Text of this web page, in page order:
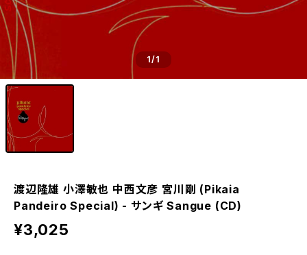
1/1
渡辺隆雄 小澤敏也 中西文彦 宮川剛 (Pikaia
Pandeiro Special) - サンギ Sangue (CD)
¥3,025